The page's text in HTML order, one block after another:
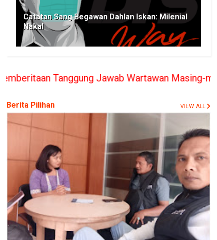
Catatan Sang Begawan Dahlan Iskan: Milenial
Nakal
Jawab Wartawan Masing-masing, PT.
Berita Pilihan VIEW ALL